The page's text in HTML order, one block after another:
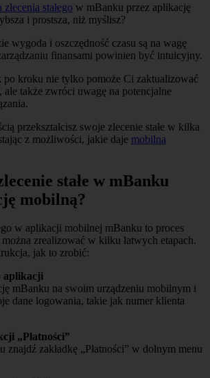
zlecenia stałego w mBanku przez aplikację
i prostsza, niż myślisz?
wygoda i oszczędność czasu są na wagę
finansami powinien być intuicyjny.
kroku nie tylko pomoże Ci zaktualizować
ale także zwróci uwagę na potencjalne
przekształcisz swoje zlecenie stałe w kilka
z możliwości, jakie daje mobilna
stałe w mBanku
mobilną?
w aplikacji mobilnej mBanku to proces
zrealizować w kilku łatwych etapach.
jak to zrobić:
aplikacji
mBanku na swoim urządzeniu mobilnym i
dane logowania, takie jak numer klienta
„Płatności”
znajdź zakładkę „Płatności” w dolnym menu